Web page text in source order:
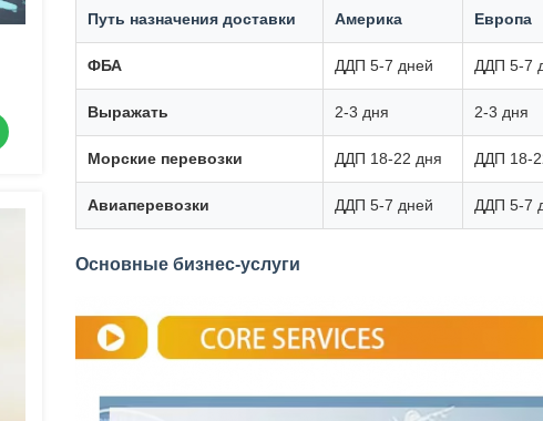
Путь назначения доставки Америка Европа
ФБА ДДП 5-7 дней ДДП 5-7
Выражать 2-3 дня 2-3 дня
Морские перевозки ДДП 18-22 дня ДДП 18-
Авиаперевозки ДДП 5-7 дней ДДП 5-7
Основные бизнес-услуги